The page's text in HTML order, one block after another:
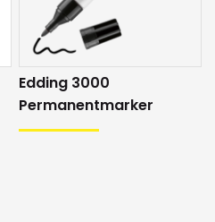
Edding 3000
Permanentmarker